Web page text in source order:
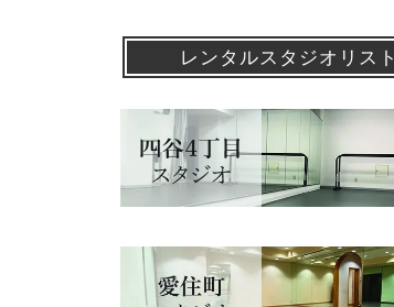
レンタルスタジオリスト